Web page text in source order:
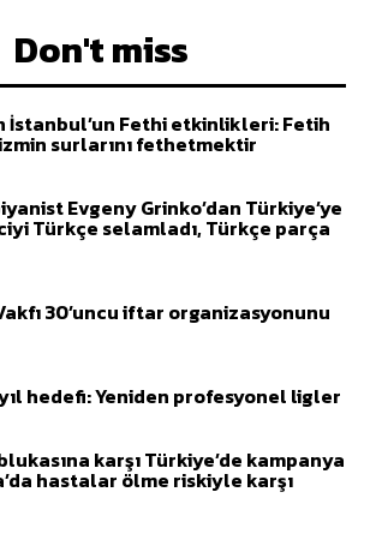
Don't miss
İstanbul’un Fethi etkinlikleri: Fetih
surlarını fethetmektir
Evgeny Grinko’dan Türkiye’ye
Türkçe selamladı, Türkçe parça
30’uncu iftar organizasyonunu
hedefi: Yeniden profesyonel ligler
karşı Türkiye’de kampanya
hastalar ölme riskiyle karşı